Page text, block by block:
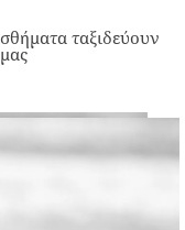
ταξιδεύουν